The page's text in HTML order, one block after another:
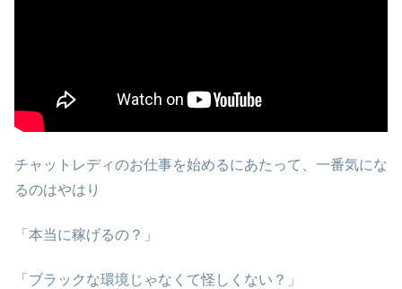
チャットレディのお仕事を始めるにあたって、一番気にな
るのはやはり
「本当に稼げるの？」
「ブラックな環境じゃなくて怪しくない？」